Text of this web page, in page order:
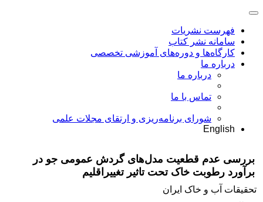
فهرست نشریات
سامانه نشر کتاب
کارگاه‌ها و دوره‌های آموزشی تخصصی
درباره ما
درباره ما
تماس با ما
شورای برنامه‌ریزی و ارتقای مجلات علمی
English
بررسی عدم قطعیت مدل‌های گردش عمومی جو در
برآورد رطوبت خاک تحت تاثیر تغییراقلیم
تحقیقات آب و خاک ایران